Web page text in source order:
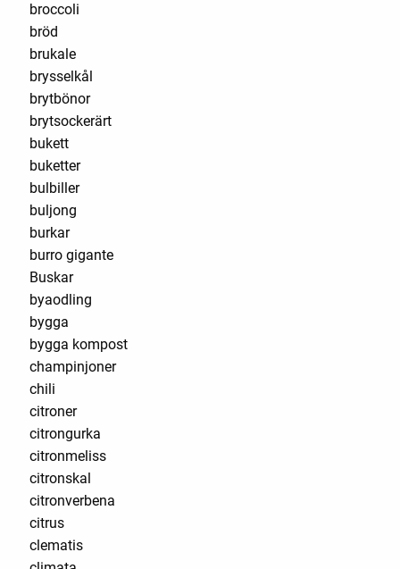
broccoli
bröd
brukale
brysselkål
brytbönor
brytsockerärt
bukett
buketter
bulbiller
buljong
burkar
burro gigante
Buskar
byaodling
bygga
bygga kompost
champinjoner
chili
citroner
citrongurka
citronmeliss
citronskal
citronverbena
citrus
clematis